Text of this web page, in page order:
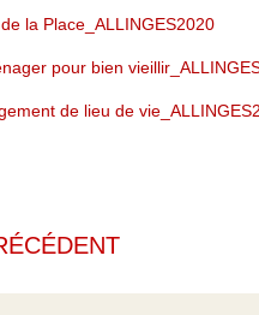
la Place_ALLINGES2020
pour bien
de lieu de